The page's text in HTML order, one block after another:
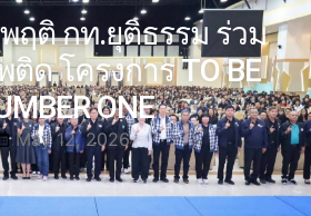
ฤติ กท.ยุติธรรม ร่วม
ติด โครงการ TO BE
ONE
May 12, 2026